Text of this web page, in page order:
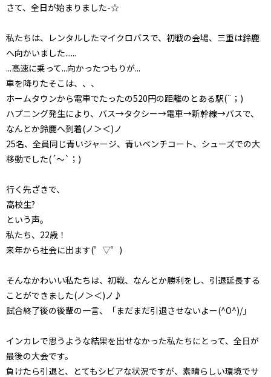
さて、全日が始まりました-☆
私たちは、レンタルしたマイクロバスで、初戦の会場、三重は鈴鹿
へ向かいました......
...高速に乗って...向かったつもりが...
車を降りたそこは、、、
ホームタウンから電車でたったの520円の距離のとある駅(¨；)
ハプニング発生により、バス→タクシー→電車→新幹線→バスで、
なんとか鈴鹿へ到着(ノ＞＜)ノ
25名、全員同じ青いジャージ、青いベンチコート、シューズでの大
移動でした(´～`；)
行く先ざきで、
高校生?
という声。
私たち、22歳！
来年から社会に出ます(゜▽゜)
そんなかわいい私たちは、初戦、なんとか勝利をし、引退延長する
ことができました(ノ＞＜)ノ♪
試合終了後の後輩の一言、「まだまだ引退させないよー(^O^)/」
インカレで思うような結果を出せなかった私たちにとって、全日が
最後の大会です。
負けたら引退と、とてもシビアな状況ですが、素晴らしい環境でサ